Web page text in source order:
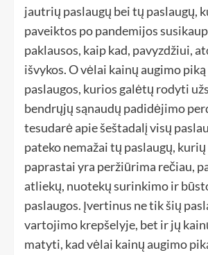
jautrių paslaugų bei tų paslaugų,
paveiktos po pandemijos
paklausos, kaip kad, pavyzdžiui,
išvykos. O vėlai kainų augimo
paslaugos, kurios galėtų rodyti
bendrųjų sąnaudų padidėjimo
tesudarė apie šeštadalį visų
pateko nemažai tų paslaugų,
paprastai yra peržiūrima rečiau,
atliekų, nuotekų surinkimo ir
paslaugos. Įvertinus ne tik šių
vartojimo krepšelyje, bet ir jų
matyti, kad vėlai kainų augimo